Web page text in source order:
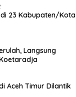
23 Kabupaten/Kota
Langsung
Aceh Timur Dilantik